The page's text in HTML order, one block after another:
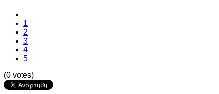
1
2
3
4
5
(0 votes)